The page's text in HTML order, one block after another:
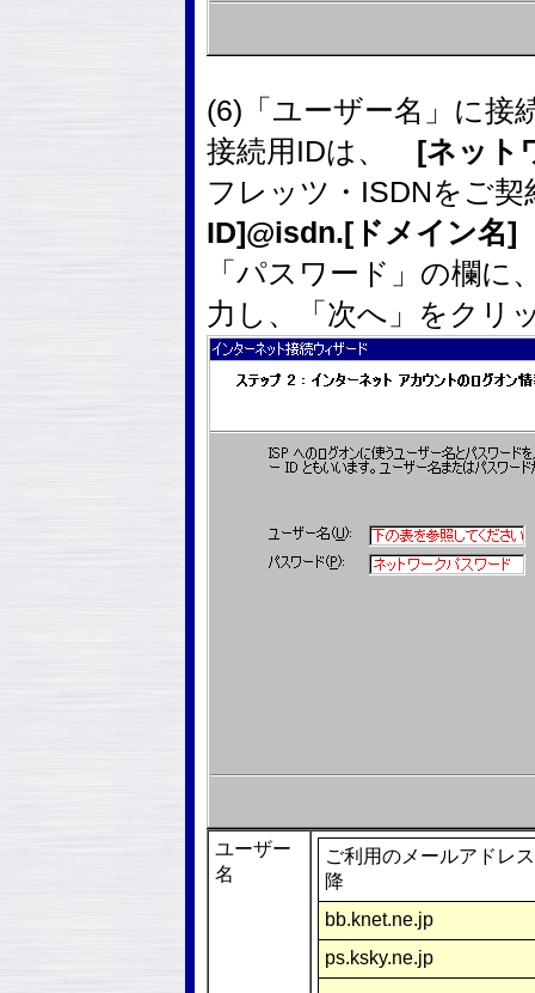
(6)「ユーザー名」に接
接続用IDは、 [ネット
フレッツ・ISDNをご
ID]@isdn.[ドメイン名]
「パスワード」の欄
力し、「次へ」をクリ
ユーザー
名
ご利用のメールアドレ
降
bb.knet.ne.jp
ps.ksky.ne.jp